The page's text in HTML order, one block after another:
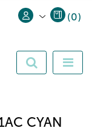
się
(0)
CYAN